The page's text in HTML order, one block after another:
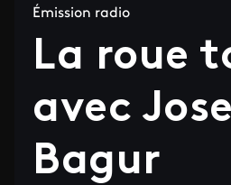
Émission radio
La roue
avec
Bagur